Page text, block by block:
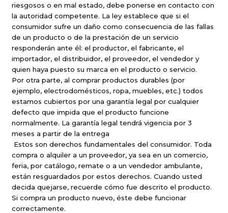
riesgosos o en mal estado, debe ponerse en contacto con
la autoridad competente. La ley establece que si el
consumidor sufre un daño como consecuencia de las fallas
de un producto o de la prestación de un servicio
responderán ante él: el productor, el fabricante, el
importador, el distribuidor, el proveedor, el vendedor y
quien haya puesto su marca en el producto o servicio.
Por otra parte, al comprar productos durables (por
ejemplo, electrodomésticos, ropa, muebles, etc.) todos
estamos cubiertos por una garantía legal por cualquier
defecto que impida que el producto funcione
normalmente. La garantía legal tendrá vigencia por 3
meses a partir de la entrega
Estos son derechos fundamentales del consumidor. Toda
compra o alquiler a un proveedor, ya sea en un comercio,
feria, por catálogo, remate o a un vendedor ambulante,
están resguardados por estos derechos. Cuando usted
decida quejarse, recuerde cómo fue descrito el producto.
Si compra un producto nuevo, éste debe funcionar
correctamente.